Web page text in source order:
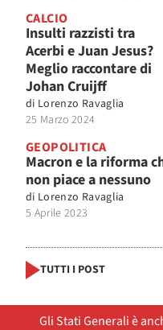
CALCIO
Insulti razzisti tra
Acerbi e Juan Jesus?
Meglio raccontare di
Johan Cruijff
di Lorenzo Ravaglia
25 Marzo 2024
GEOPOLITICA
Macron e la riforma
non piace a nessuno
di Lorenzo Ravaglia
5 Aprile 2023
TUTTI I POST
Gli Stati Generali è